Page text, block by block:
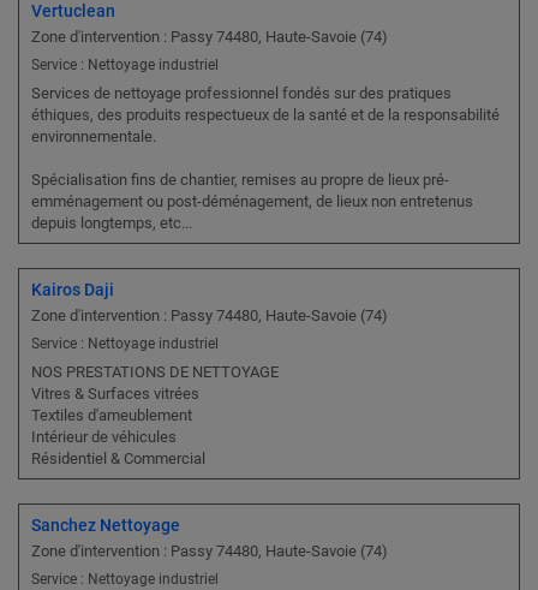
Vertuclean
Zone d'intervention : Passy 74480, Haute-Savoie (74)
Service : Nettoyage industriel
Services de nettoyage professionnel fondés sur des pratiques
éthiques, des produits respectueux de la santé et de la responsabilité
environnementale.
Spécialisation fins de chantier, remises au propre de lieux pré-
emménagement ou post-déménagement, de lieux non entretenus
depuis longtemps, etc...
Kairos Daji
Zone d'intervention : Passy 74480, Haute-Savoie (74)
Service : Nettoyage industriel
NOS PRESTATIONS DE NETTOYAGE
Vitres & Surfaces vitrées
Textiles d'ameublement
Intérieur de véhicules
Résidentiel & Commercial
Sanchez Nettoyage
Zone d'intervention : Passy 74480, Haute-Savoie (74)
Service : Nettoyage industriel